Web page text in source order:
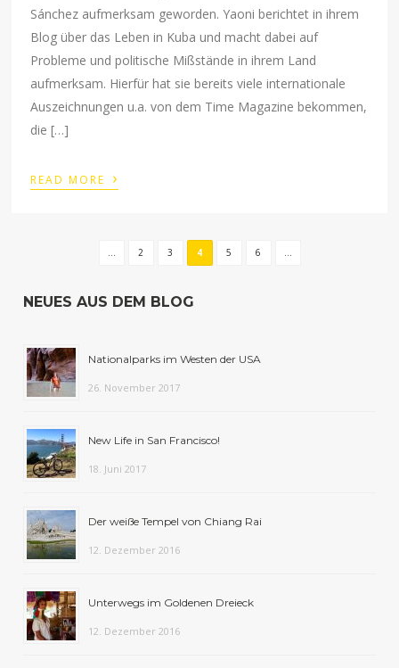
Sánchez aufmerksam geworden. Yaoni berichtet in ihrem
Blog über das Leben in Kuba und macht dabei auf
Probleme und politische Mißstände in ihrem Land
aufmerksam. Hierfür hat sie bereits viele internationale
Auszeichnungen u.a. von dem Time Magazine bekommen,
die […]
READ MORE ›
... 2 3 4 5 6 ...
NEUES AUS DEM BLOG
Nationalparks im Westen der USA
26. November 2017
New Life in San Francisco!
18. Juni 2017
Der weiße Tempel von Chiang Rai
12. Dezember 2016
Unterwegs im Goldenen Dreieck
12. Dezember 2016